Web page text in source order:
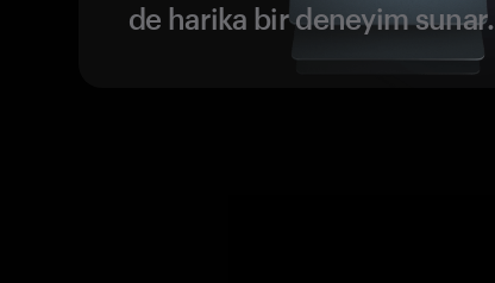
de harika bir deneyim sunar.